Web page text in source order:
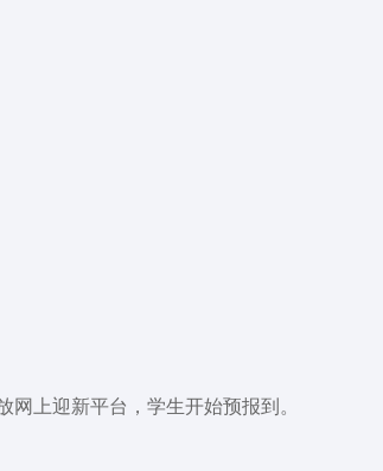
上迎新平台，学生开始预报到。